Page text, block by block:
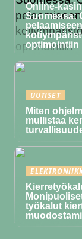
Online-
Suomessa:
optimointiin
UUTISET
Miten
mullistaa
työkalut